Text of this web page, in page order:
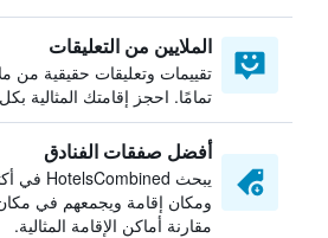
الملايين من التعليقات
تقييمات وتعليقات حقيقية من
تمامًا. احجز إقامتك المثالية
أفضل صفقات الفنادق
ومكان إقامة ويجمعهم في
مقارنة أماكن الإقامة المثالية.